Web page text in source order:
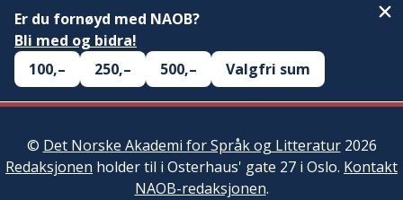
Er du fornøyd med NAOB?
Bli med og bidra!
100,–
250,– 500,– Valgfri sum
© Det Norske Akademi for Språk og Litteratur2026
Redaksjonen holder til i Osterhaus' gate 27 i Oslo. Kontakt
NAOB-redaksjonen.